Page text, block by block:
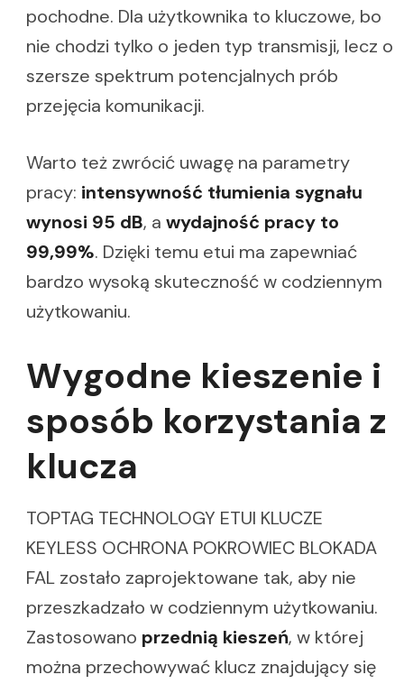
pochodne. Dla użytkownika to kluczowe, bo
nie chodzi tylko o jeden typ transmisji, lecz o
szersze spektrum potencjalnych prób
przejęcia komunikacji.
Warto też zwrócić uwagę na parametry
pracy: intensywność tłumienia sygnału
wynosi 95 dB, a wydajność pracy to
99,99%. Dzięki temu etui ma zapewniać
bardzo wysoką skuteczność w codziennym
użytkowaniu.
Wygodne kieszenie i
sposób korzystania z
klucza
TOPTAG TECHNOLOGY ETUI KLUCZE
KEYLESS OCHRONA POKROWIEC BLOKADA
FAL zostało zaprojektowane tak, aby nie
przeszkadzało w codziennym użytkowaniu.
Zastosowano przednią kieszeń, w której
można przechowywać klucz znajdujący się